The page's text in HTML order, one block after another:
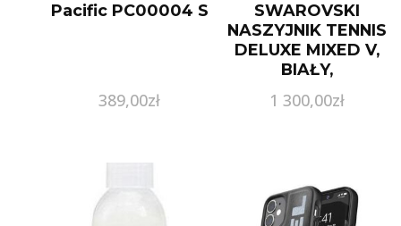
Pacific PC00004 S
389,00zł
SWAROVSKI
NASZYJNIK TENNIS
DELUXE MIXED V,
BIAŁY,
POWLEKANY
RODEM
1 300,00zł